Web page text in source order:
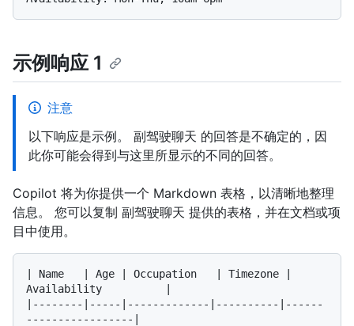
示例响应 1
注意
以下响应是示例。 副驾驶聊天 的回答是不确定的，因
此你可能会得到与这里所显示的不同的回答。
Copilot 将为你提供一个 Markdown 表格，以清晰地整理
信息。 您可以复制 副驾驶聊天 提供的表格，并在文档或项
目中使用。
| Name   | Age | Occupation   | Timezone |
Availability          |
|--------|-----|-------------|----------|------
-----------------|